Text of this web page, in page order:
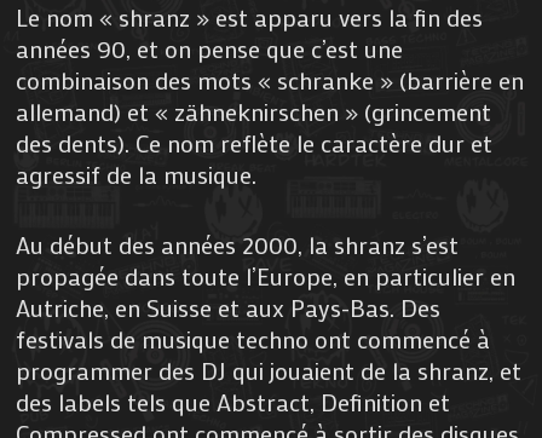
Le nom « shranz » est apparu vers la fin des
années 90, et on pense que c’est une
combinaison des mots « schranke » (barrière en
allemand) et « zähneknirschen » (grincement
des dents). Ce nom reflète le caractère dur et
agressif de la musique.
Au début des années 2000, la shranz s’est
propagée dans toute l’Europe, en particulier en
Autriche, en Suisse et aux Pays-Bas. Des
festivals de musique techno ont commencé à
programmer des DJ qui jouaient de la shranz, et
des labels tels que Abstract, Definition et